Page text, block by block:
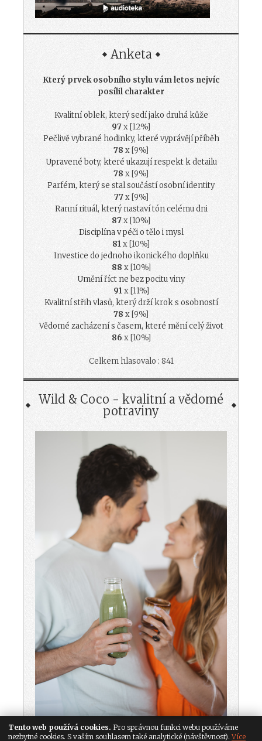
Anketa
Který prvek osobního stylu vám letos nejvíc
posílil charakter
Kvalitní oblek, který sedí jako druhá kůže
97x [12%]
Pečlivě vybrané hodinky, které vyprávějí příběh
78 x [9%]
Upravené boty, které ukazují respekt k detailu
78 x [9%]
Parfém, který se stal součástí osobní identity
77x [9%]
Ranní rituál, který nastaví tón celému dni
87x [10%]
Disciplína v péči o tělo i mysl
81x [10%]
Investice do jednoho ikonického doplňku
88 x [10%]
Umění říct ne bez pocitu viny
91x [11%]
Kvalitní střih vlasů, který drží krok s osobností
78 x [9%]
Vědomé zacházení s časem, které mění celý život
86 x [10%]
Celkem hlasovalo : 841
Wild & Coco - kvalitní a vědomé
potraviny
Tento web používá cookies. Pro správnou funkci webu používáme
nezbytné cookies. S vaším souhlasem také analytické (návštěvnost).Více